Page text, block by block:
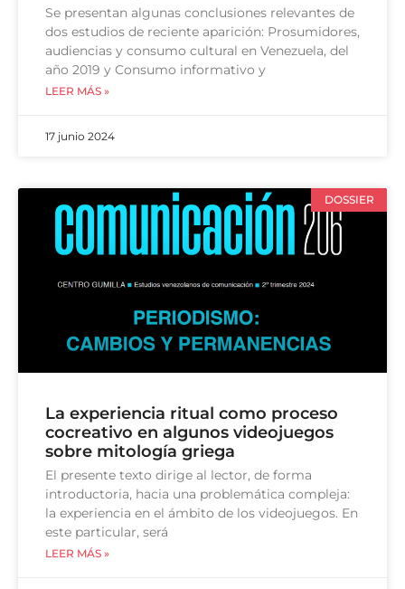
Se presentan algunas conclusiones relevantes de
dos estudios de reciente aparición: Prosumidores,
audiencias y consumo cultural en Venezuela, del
año 2019 y Consumo informativo y
LEER MÁS »
17 junio 2024
DOSSIER
La experiencia ritual como proceso
cocreativo en algunos videojuegos
sobre mitología griega
El presente texto dirige al lector, de forma
introductoria, hacia una problemática compleja:
la experiencia en el ámbito de los videojuegos. En
este particular, será
LEER MÁS »